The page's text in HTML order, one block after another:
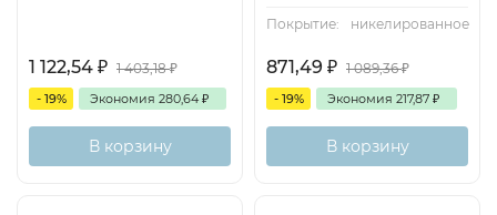
1 122,54 ₽ 1 403,18₽
- 19% Экономия 280,64 ₽
В корзину
Покрытие:
никелированное
871,49 ₽ 1 089,36₽
- 19% Экономия 217,87 ₽
В корзину